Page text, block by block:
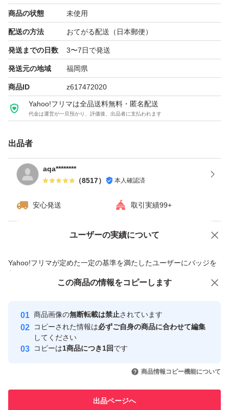
商品の状態 未使用
配送の方法 おてがる配送（日本郵便）
発送までの日数 3〜7日で発送
発送元の地域 福岡県
商品ID z617472020
Yahoo!フリマは全品送料無料・匿名配送
代金は運営が一旦預かり、評価後、出品者に支払われます
出品者
aqa********
（8517） 本人確認済
安心発送 取引実績99+
ユーザーの実績について
Yahoo!フリマが定めた一定の基準を満たしたユーザーにバッジを
付与しています
安心取引出品者
心・安全なユーザーです
取引実績
引を完了させた実績があります
での取引実績があります
価格の相談 商品への質問
この商品の情報をコピーします
商品画像の無断転載は禁止されています
コピーされた情報は必ずご自身の商品に合わせて編集
してください
コピーは1商品につき1回です
商品情報コピー機能について
出品ページへ
この商品をみている人にオススメ